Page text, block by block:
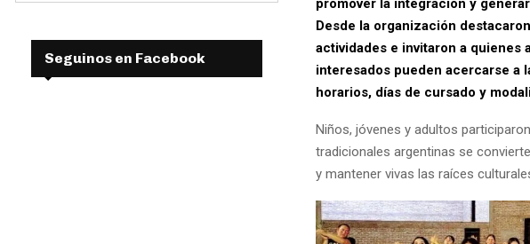
promover la integración y
Desde la organización
actividades e invitaron a quienes
interesados pueden acercarse a
horarios, días de cursado y
Niños, jóvenes y adultos
tradicionales argentinas se
y mantener vivas las raíces
Seguinos en Facebook